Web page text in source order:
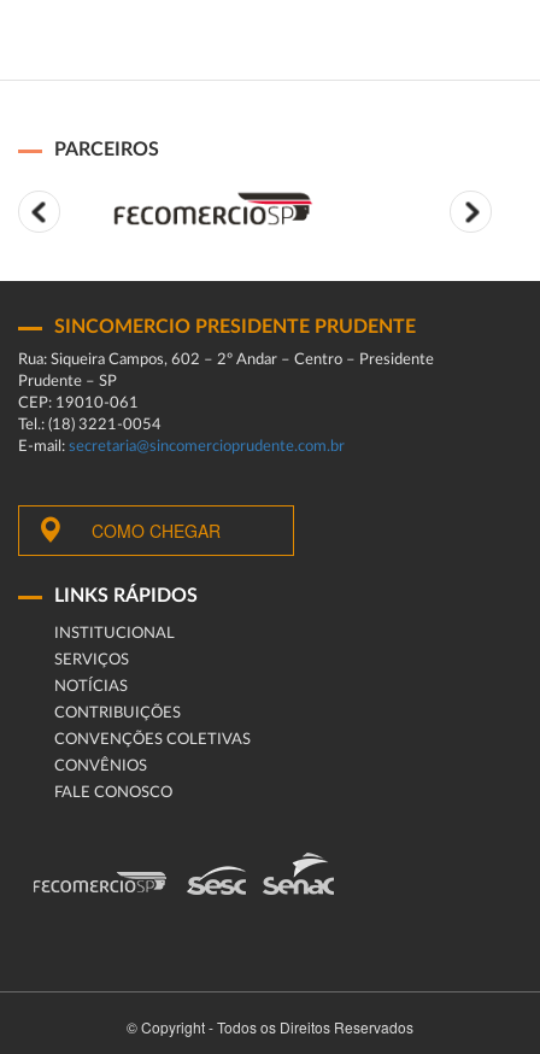
PARCEIROS
SINCOMERCIO PRESIDENTE PRUDENTE
Rua: Siqueira Campos, 602 – 2º Andar – Centro – Presidente
Prudente – SP
CEP: 19010-061
Tel.: (18) 3221-0054
E-mail: secretaria@sincomercioprudente.com.br
COMO CHEGAR
LINKS RÁPIDOS
INSTITUCIONAL
SERVIÇOS
NOTÍCIAS
CONTRIBUIÇÕES
CONVENÇÕES COLETIVAS
CONVÊNIOS
FALE CONOSCO
© Copyright - Todos os Direitos Reservados